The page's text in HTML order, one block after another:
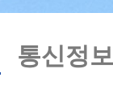
통신정보